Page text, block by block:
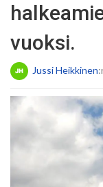
vuoksi.
Jussi Heikkinen